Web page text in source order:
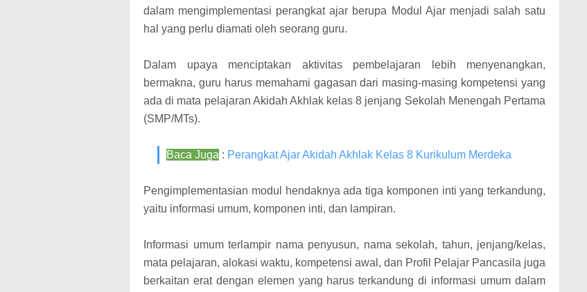
dalam mengimplementasi perangkat ajar berupa Modul Ajar menjadi salah satu
hal yang perlu diamati oleh seorang guru.
Dalam upaya menciptakan aktivitas pembelajaran lebih menyenangkan,
bermakna, guru harus memahami gagasan dari masing-masing kompetensi yang
ada di mata pelajaran Akidah Akhlak kelas 8 jenjang Sekolah Menengah Pertama
(SMP/MTs).
Baca Juga : Perangkat Ajar Akidah Akhlak Kelas 8 Kurikulum Merdeka
Pengimplementasian modul hendaknya ada tiga komponen inti yang terkandung,
yaitu informasi umum, komponen inti, dan lampiran.
Informasi umum terlampir nama penyusun, nama sekolah, tahun, jenjang/kelas,
mata pelajaran, alokasi waktu, kompetensi awal, dan Profil Pelajar Pancasila juga
berkaitan erat dengan elemen yang harus terkandung di informasi umum dalam